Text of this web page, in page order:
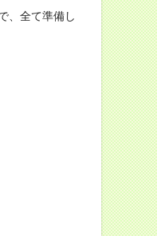
、全て準備し